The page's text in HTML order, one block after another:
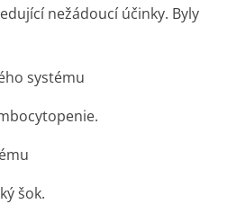
nežádoucí účinky. Byly
systému
šok.